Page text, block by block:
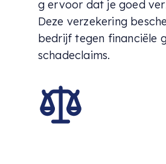
g ervoor dat je goed
Deze verzekering
bedrijf tegen financiële
schadeclaims.